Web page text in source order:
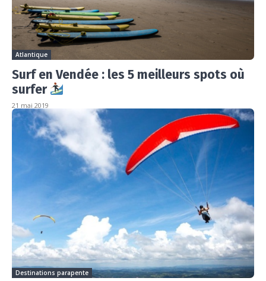
Atlantique
Surf en Vendée : les 5 meilleurs spots où
surfer
21 mai 2019
Destinations parapente